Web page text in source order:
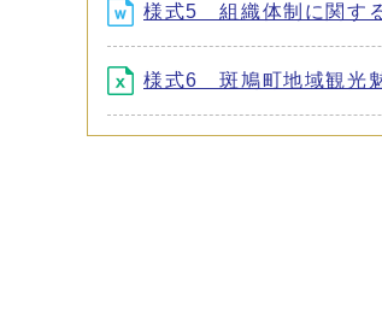
様式5 組織体制に関す
様式6 斑鳩町地域観光